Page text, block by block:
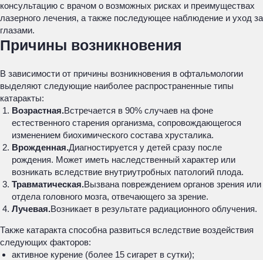
консультацию с врачом о возможных рисках и преимуществах
лазерного лечения, а также последующее наблюдение и уход за
глазами.
Причины возникновения
В зависимости от причины возникновения в офтальмологии
выделяют следующие наиболее распространенные типы
катаракты:
Возрастная.Встречается в 90% случаев на фоне
естественного старения организма, сопровождающегося
изменением биохимического состава хрусталика.
Врожденная.Диагностируется у детей сразу после
рождения. Может иметь наследственный характер или
возникать вследствие внутриутробных патологий плода.
Травматическая.Вызвана повреждением органов зрения или
отдела головного мозга, отвечающего за зрение.
Лучевая.Возникает в результате радиационного облучения.
Также катаракта способна развиться вследствие воздействия
следующих факторов:
активное курение (более 15 сигарет в сутки);